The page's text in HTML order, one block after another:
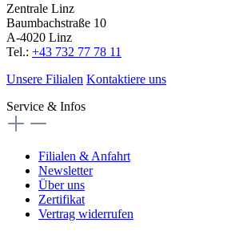
Zentrale Linz
Baumbachstraße 10
A-4020 Linz
Tel.: +43 732 77 78 11
Unsere Filialen Kontaktiere uns
Service & Infos
Filialen & Anfahrt
Newsletter
Über uns
Zertifikat
Vertrag widerrufen